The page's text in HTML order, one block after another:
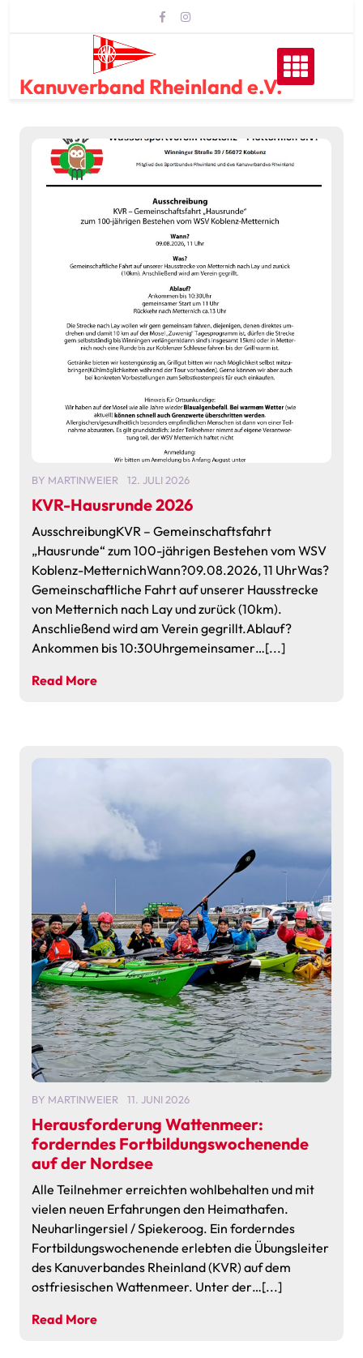
Kanuverband Rheinland e.V.
BY MARTINWEIER 12. JULI 2026
KVR-Hausrunde 2026
AusschreibungKVR – Gemeinschaftsfahrt
„Hausrunde“ zum 100-jährigen Bestehen vom WSV
Koblenz-MetternichWann?09.08.2026, 11 UhrWas?
Gemeinschaftliche Fahrt auf unserer Hausstrecke
von Metternich nach Lay und zurück (10km).
Anschließend wird am Verein gegrillt.Ablauf?
Ankommen bis 10:30Uhrgemeinsamer…[...]
Read More
BY MARTINWEIER 11. JUNI 2026
Herausforderung Wattenmeer:
forderndes Fortbildungswochenende
auf der Nordsee
Alle Teilnehmer erreichten wohlbehalten und mit
vielen neuen Erfahrungen den Heimathafen.
Neuharlingersiel / Spiekeroog. Ein forderndes
Fortbildungswochenende erlebten die Übungsleiter
des Kanuverbandes Rheinland (KVR) auf dem
ostfriesischen Wattenmeer. Unter der…[...]
Read More